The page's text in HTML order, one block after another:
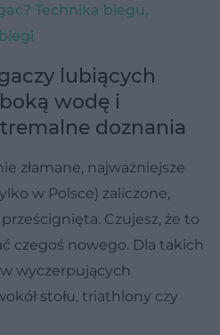
Technika biegu,
lubiących
wodę i
doznania
złamane, najważniejsze
w Polsce) zaliczone,
Czujesz, że to
czegoś nowego. Dla takich
wyczerpujących
stołu, triathlony czy